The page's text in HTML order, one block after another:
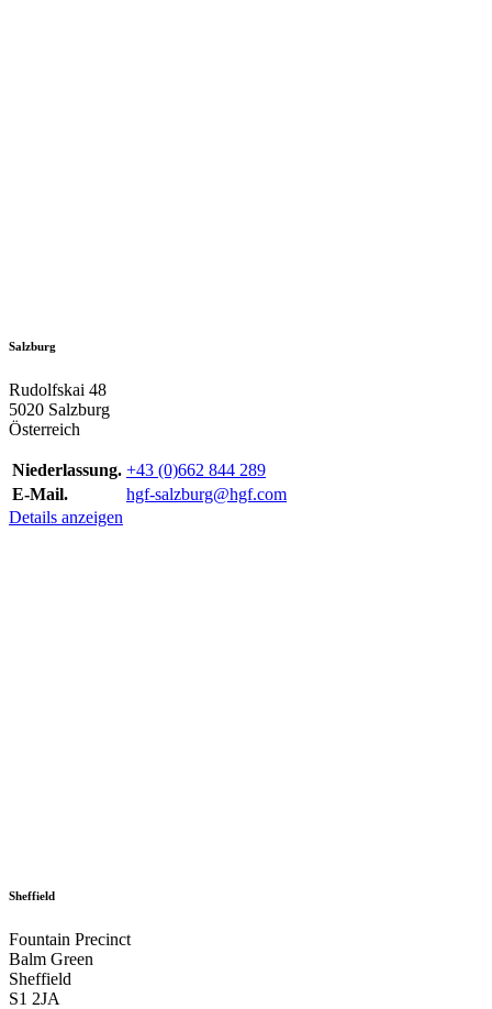
Salzburg
Rudolfskai 48
5020 Salzburg
Österreich
Niederlassung. +43 (0)662 844 289
E-Mail.
hgf-salzburg@hgf.com
Details anzeigen
Sheffield
Fountain Precinct
Balm Green
Sheffield
S1 2JA